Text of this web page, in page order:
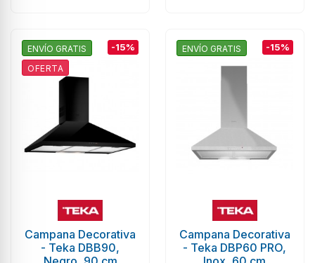
ENVÍO GRATIS
OFERTA
-15%
Campana Decorativa
- Teka DBB90,
ENVÍO GRATIS -15%
Campana Decorativa
- Teka DBP60 PRO,